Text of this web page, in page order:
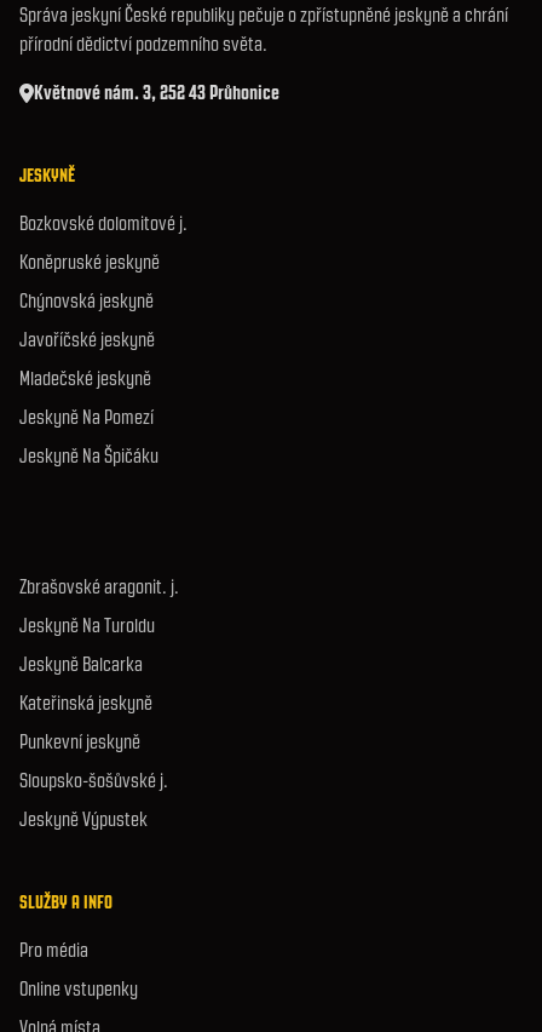
Správa jeskyní České republiky pečuje o zpřístupněné jeskyně a chrání
přírodní dědictví podzemního světa.
Květnové nám. 3, 252 43 Průhonice
JESKYNĚ
Bozkovské dolomitové j.
Koněpruské jeskyně
Chýnovská jeskyně
Javoříčské jeskyně
Mladečské jeskyně
Jeskyně Na Pomezí
Jeskyně Na Špičáku
Zbrašovské aragonit. j.
Jeskyně Na Turoldu
Jeskyně Balcarka
Kateřinská jeskyně
Punkevní jeskyně
Sloupsko-šošůvské j.
Jeskyně Výpustek
SLUŽBY A INFO
Pro média
Online vstupenky